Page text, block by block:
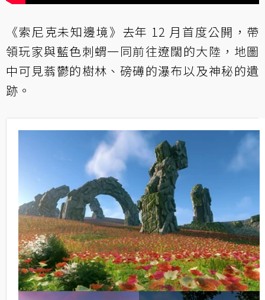
《索尼克未知邊境》去年 12 月首度公開，帶
領玩家與藍色刺蝟一同前往遼闊的大陸，地圖
中可見蓊鬱的樹林、磅礡的瀑布以及神秘的遺
跡。